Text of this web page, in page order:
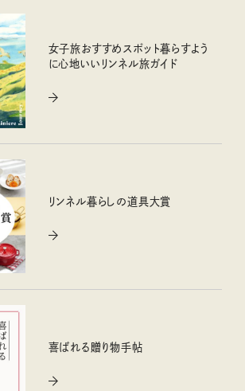
女子旅おすすめスポット暮らすよう
に心地いいリンネル旅ガイド
リンネル暮らしの道具大賞
喜ばれる贈り物手帖